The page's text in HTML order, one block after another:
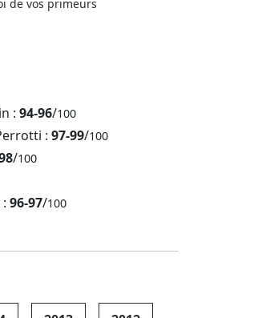
de vos primeurs
: 94-96/100
: 97-99/100
/100
96-97/100